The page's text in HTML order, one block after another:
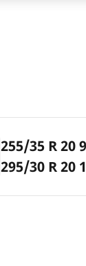
255/35 R 20
295/30 R 20